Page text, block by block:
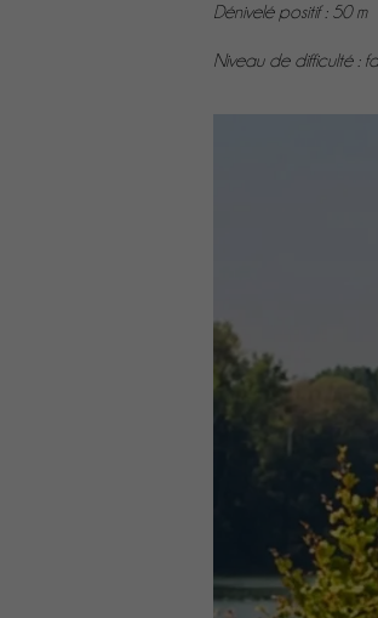
Dénivelé positif : 50 m
Niveau de difficulté :